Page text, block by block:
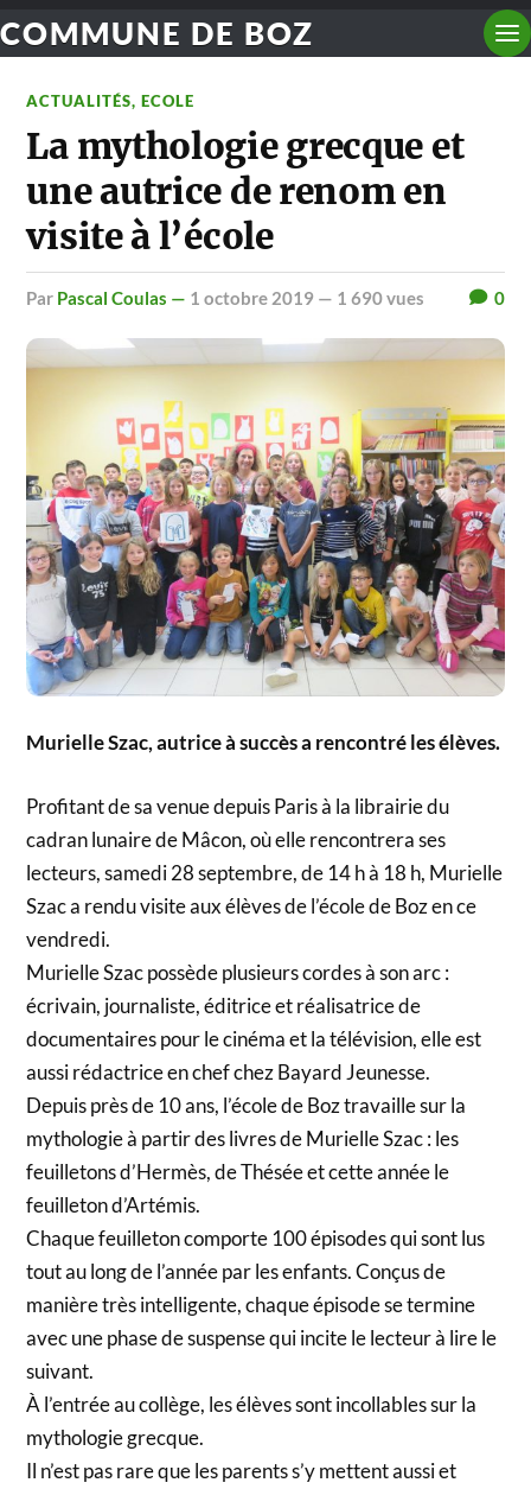
COMMUNE DE BOZ
ACTUALITÉS,ECOLE
La mythologie grecque et
une autrice de renom en
visite à l’école
par Pascal Coulas — 1 octobre 2019 — 1 690 vues 0
Murielle Szac, autrice à succès a rencontré les élèves.
Profitant de sa venue depuis Paris à la librairie du
cadran lunaire de Mâcon, où elle rencontrera ses
lecteurs, samedi 28 septembre, de 14 h à 18 h, Murielle
Szac a rendu visite aux élèves de l’école de Boz en ce
vendredi.
Murielle Szac possède plusieurs cordes à son arc :
écrivain, journaliste, éditrice et réalisatrice de
documentaires pour le cinéma et la télévision, elle est
aussi rédactrice en chef chez Bayard Jeunesse.
Depuis près de 10 ans, l’école de Boz travaille sur la
mythologie à partir des livres de Murielle Szac : les
feuilletons d’Hermès, de Thésée et cette année le
feuilleton d’Artémis.
Chaque feuilleton comporte 100 épisodes qui sont lus
tout au long de l’année par les enfants. Conçus de
manière très intelligente, chaque épisode se termine
avec une phase de suspense qui incite le lecteur à lire le
suivant.
À l’entrée au collège, les élèves sont incollables sur la
mythologie grecque.
Il n’est pas rare que les parents s’y mettent aussi et